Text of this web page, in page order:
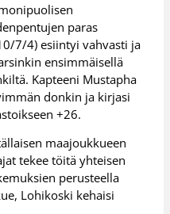
paras
7/4) esiintyi vahvasti ja
ensimmäisellä
Kapteeni Mustapha
donkin ja kirjasi
+26.
maajoukkueen
tekee töitä yhteisen
perusteella
Lohikoski kehaisi